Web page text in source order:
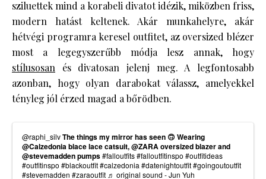
sziluettek mind a korabeli divatot idézik, miközben friss,
modern hatást keltenek. Akár munkahelyre, akár
hétvégi programra keresel outfitet, az oversized blézer
most a legegyszerűbb módja lesz annak, hogy
stílusosan és divatosan jelenj meg. A legfontosabb
azonban, hogy olyan darabokat válassz, amelyekkel
tényleg jól érzed magad a bőrödben.
@raphi_silvThe things my mirror has seen 🙃 Wearing
@Calzedonia blace lace catsuit, @ZARA oversized blazer and
@stevemadden pumps#falloutfits#falloutfitinspo #outfitideas
#outfitinspo #blackoutfit#calzedonia #datenightoutfit#goingoutoutfit
#stevemadden #zaraoutfit ♬ original sound - Jun Yuh